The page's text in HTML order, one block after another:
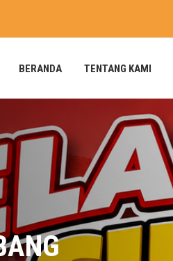
BERANDA TENTANG KAMI